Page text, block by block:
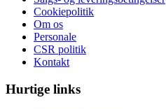
Cookiepolitik
Om os
Personale
CSR politik
Kontakt
Hurtige links